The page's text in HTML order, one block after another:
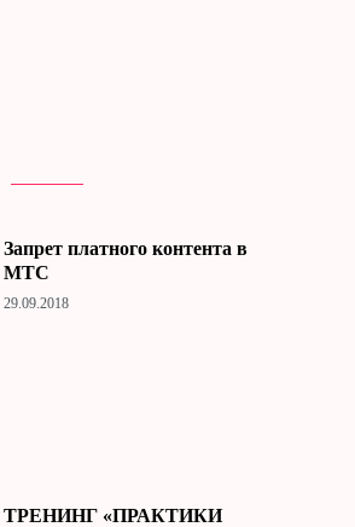
Запрет платного контента в
МТС
29.09.2018
ТРЕНИНГ «ПРАКТИКИ